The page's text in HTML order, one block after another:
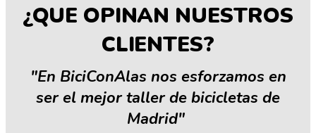
¿QUE OPINAN NUESTROS
CLIENTES?
"En BiciConAlas nos esforzamos en
ser el mejor taller de bicicletas de
Madrid"